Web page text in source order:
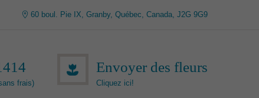
60 boul. Pie IX, Granby, Québec, Canada, J2G 9G9
frais)
Envoyer des fleurs
Cliquez ici!